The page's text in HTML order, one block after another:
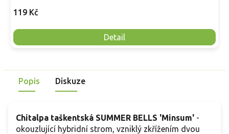
119 Kč
Detail
Popis Diskuze
Chitalpa taškentská SUMMER BELLS 'Minsum' -
okouzlující hybridní strom, vzniklý zkřížením dvou